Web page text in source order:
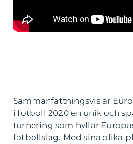
Sammanfattningsvis är
i fotboll 2020 en unik och
turnering som hyllar
fotbollslag. Med sina olika